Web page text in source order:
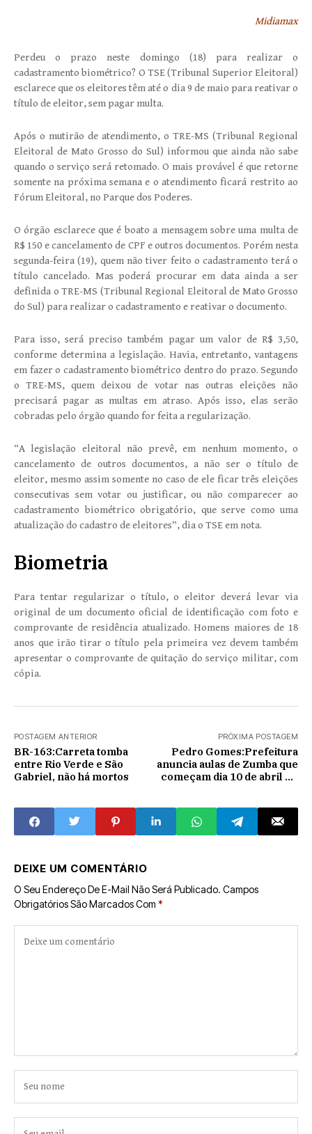
Midiamax
Perdeu o prazo neste domingo (18) para realizar o
cadastramento biométrico? O TSE (Tribunal Superior Eleitoral)
esclarece que os eleitores têm até o dia 9 de maio para reativar o
título de eleitor, sem pagar multa.
Após o mutirão de atendimento, o TRE-MS (Tribunal Regional
Eleitoral de Mato Grosso do Sul) informou que ainda não sabe
quando o serviço será retomado. O mais provável é que retorne
somente na próxima semana e o atendimento ficará restrito ao
Fórum Eleitoral, no Parque dos Poderes.
O órgão esclarece que é boato a mensagem sobre uma multa de
R$ 150 e cancelamento de CPF e outros documentos. Porém nesta
segunda-feira (19), quem não tiver feito o cadastramento terá o
título cancelado. Mas poderá procurar em data ainda a ser
definida o TRE-MS (Tribunal Regional Eleitoral de Mato Grosso
do Sul) para realizar o cadastramento e reativar o documento.
Para isso, será preciso também pagar um valor de R$ 3,50,
conforme determina a legislação. Havia, entretanto, vantagens
em fazer o cadastramento biométrico dentro do prazo. Segundo
o TRE-MS, quem deixou de votar nas outras eleições não
precisará pagar as multas em atraso. Após isso, elas serão
cobradas pelo órgão quando for feita a regularização.
“A legislação eleitoral não prevê, em nenhum momento, o
cancelamento de outros documentos, a não ser o título de
eleitor, mesmo assim somente no caso de ele ficar três eleições
consecutivas sem votar ou justificar, ou não comparecer ao
cadastramento biométrico obrigatório, que serve como uma
atualização do cadastro de eleitores”, dia o TSE em nota.
Biometria
Para tentar regularizar o título, o eleitor deverá levar via
original de um documento oficial de identificação com foto e
comprovante de residência atualizado. Homens maiores de 18
anos que irão tirar o título pela primeira vez devem também
apresentar o comprovante de quitação do serviço militar, com
cópia.
POSTAGEM ANTERIOR
BR-163:Carreta tomba
entre Rio Verde e São
Gabriel, não há mortos
PRÓXIMA POSTAGEM
Pedro Gomes:Prefeitura
anuncia aulas de Zumba que
começam dia 10 de abril no
DEIXE UM COMENTÁRIO
O Seu Endereço De E-Mail Não Será Publicado. Campos
Obrigatórios São Marcados Com *